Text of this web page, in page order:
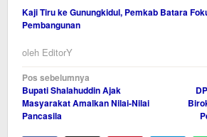
Kaji Tiru ke Gunungkidul, Pemkab Batara
Pembangunan
oleh EditorY
Navigasi
pos
Pos sebelumnya
Bupati Shalahuddin Ajak
Masyarakat Amalkan Nilai-Nilai
Pancasila